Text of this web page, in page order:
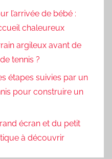
l’arrivée de bébé :
chaleureux
argileux avant de
tennis ?
étapes suivies par un
pour construire un
écran et du petit
à découvrir